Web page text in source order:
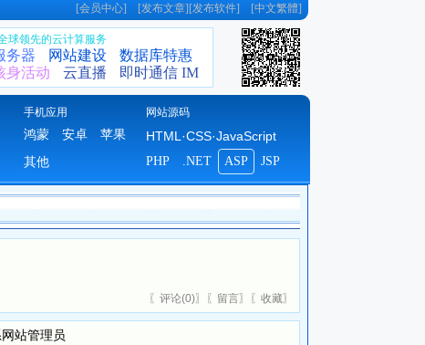
[会员中心] [发布文章][发布软件] [中文繁體]
球领先的云计算服务
务器 网站建设
数据库特惠
身活动
云直播 即时通信 IM
手机应用 网站源码
鸿蒙 安卓
苹果
其他
HTML·CSS·JavaScript
PHP .NET ASP JSP
〖 评论(0)〗〖 留言〗〖 收藏〗
站管理员